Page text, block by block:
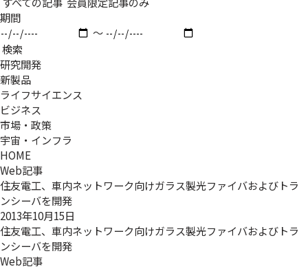
期間
〜
検索
研究開発
新製品
ライフサイエンス
ビジネス
市場・政策
宇宙・インフラ
HOME
Web記事
住友電工、車内ネットワーク向けガラス製光ファイバおよびトラ
ンシーバを開発
2013年10月15日
住友電工、車内ネットワーク向けガラス製光ファイバおよびトラ
ンシーバを開発
Web記事